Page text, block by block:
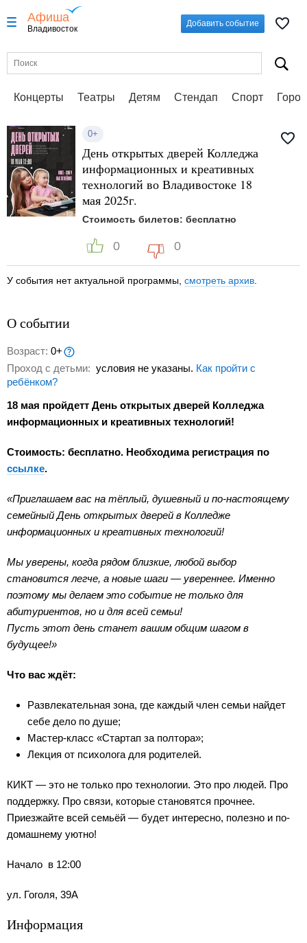
Афиша
Владивосток
Добавить событие
Концерты Театры Детям Стендап Спорт
0+
День открытых дверей Колледжа
информационных и креативных
технологий во Владивостоке 18
мая 2025г.
Стоимость билетов: бесплатно
0 0
У события нет актуальной программы, смотреть архив
О событии
Возраст: 0+
Проход с детьми: условия не указаны. Как пройти с
ребёнком?
18 мая пройдетт День открытых дверей Колледжа
информационных и креативных технологий!
Стоимость: бесплатно. Необходима регистрация по
ссылке.
«Приглашаем вас на тёплый, душевный и по-настоящему
семейный День открытых дверей в Колледже
информационных и креативных технологий!
Мы уверены, когда рядом близкие, любой выбор
становится легче, а новые шаги — увереннее. Именно
поэтому мы делаем это событие не только для
абитуриентов, но и для всей семьи!
Пусть этот день станет вашим общим шагом в
будущее!»
Что вас ждёт:
Развлекательная зона, где каждый член семьи найдет
себе дело по душе;
Мастер-класс «Стартап за полтора»;
Лекция от психолога для родителей.
КИКТ — это не только про технологии. Это про людей. Про
поддержку. Про связи, которые становятся прочнее.
Приезжайте всей семьёй — будет интересно, полезно и по-
домашнему уютно!
Начало в 12:00
ул. Гоголя, 39А
Информация